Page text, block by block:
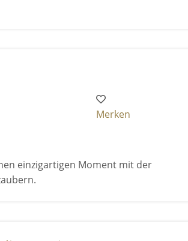
Merken
einzigartigen Moment mit der